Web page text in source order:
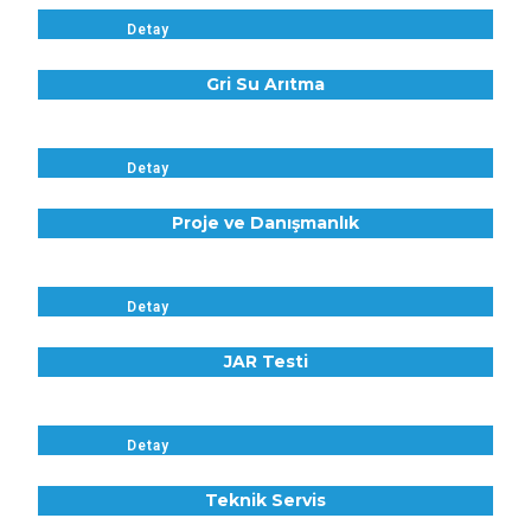
Detay
Gri Su Arıtma
Detay
Proje ve Danışmanlık
Detay
JAR Testi
Detay
Teknik Servis